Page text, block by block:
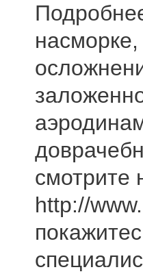
насморке,
смотрите
http://